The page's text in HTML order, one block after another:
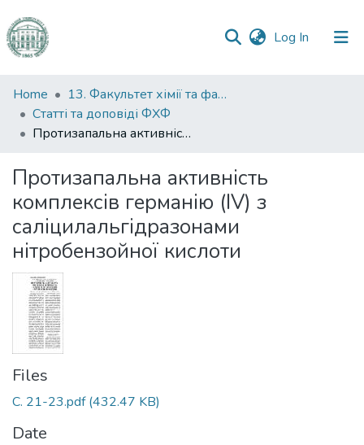
Log In (current)
Communities
&
Collections
Statistics
Home
13. Факультет хімії та фармації
Статті та доповіді ФХФ
Протизапальна активність комплексів германію (IV) з саліцилальгідразонами нітробензойної кислоти
Протизапальна активність
комплексів германію (IV) з
саліцилальгідразонами
нітробензойної кислоти
Files
С. 21-23.pdf(432.47 KB)
Date